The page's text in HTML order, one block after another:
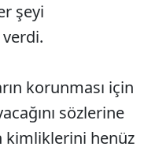
şeyi
korunması için
sözlerine
kimliklerini henüz